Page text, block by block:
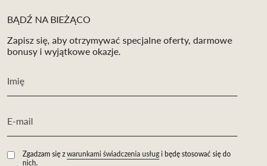
BĄDŹ NA BIEŻĄCO
Zapisz się, aby otrzymywać specjalne oferty, darmowe
bonusy i wyjątkowe okazje.
Zgadzam się z warunkami świadczenia usługi będę stosować się do
nich.